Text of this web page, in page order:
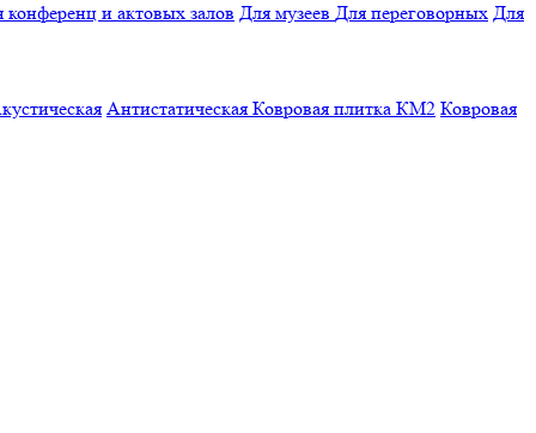
конференц и актовых залов Для музеев Для переговорных Для
Антистатическая Ковровая плитка КМ2 Ковровая